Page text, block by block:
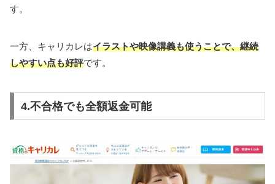
す。
一方、キャリカレはイラストや映像講義も使うことで、継続
しやすい点も好評です。
4.不合格でも全額返金可能